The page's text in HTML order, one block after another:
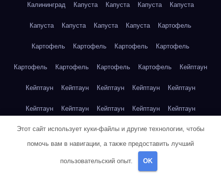
Калининград Капуста Капуста Капуста Капуста
Капуста Капуста Капуста Капуста Картофель
Картофель Картофель Картофель Картофель
Картофель Картофель Картофель Картофель Кейптаун
Кейптаун Кейптаун Кейптаун Кейптаун Кейптаун
Кейптаун Кейптаун Кейптаун Кейптаун Кейптаун
Кейптаун Кейптаун Кейптаун Кейптаун Кейптаун
Кейптаун
Клубника
Этот сайт использует куки-файлы и другие технологии, чтобы
помочь вам в навигации, а также предоставить лучший
пользовательский опыт. OK